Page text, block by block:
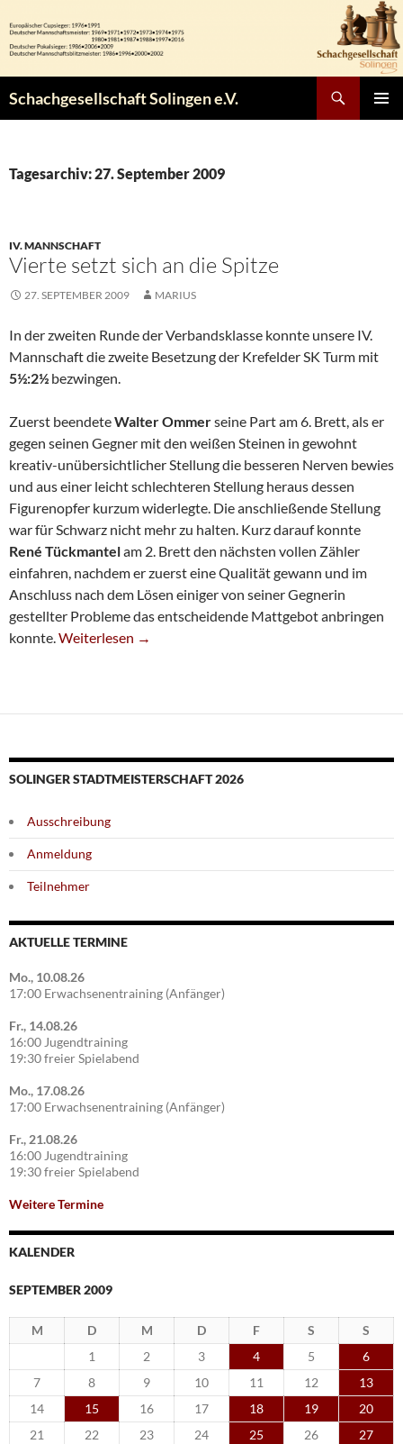
Inhalt
springen
Schachgesellschaft Solingen e.V.
Tagesarchiv: 27. September 2009
IV. MANNSCHAFT
Vierte setzt sich an die Spitze
27. SEPTEMBER 2009 MARIUS
In der zweiten Runde der Verbandsklasse konnte unsere IV.
Mannschaft die zweite Besetzung der Krefelder SK Turm mit
5½:2½ bezwingen.
Zuerst beendeteWalter Ommerseine Part am 6. Brett, als er
gegen seinen Gegner mit den weißen Steinen in gewohnt
kreativ-unübersichtlicher Stellung die besseren Nerven bewies
und aus einer leicht schlechteren Stellung heraus dessen
Figurenopfer kurzum widerlegte. Die anschließende Stellung
war für Schwarz nicht mehr zu halten. Kurz darauf konnte
René Tückmantelam 2. Brett den nächsten vollen Zähler
einfahren, nachdem er zuerst eine Qualität gewann und im
Anschluss nach dem Lösen einiger von seiner Gegnerin
gestellter Probleme das entscheidende Mattgebot anbringen
konnte.Vierte Setzt Sich An Die Spitze
Weiterlesen →
SOLINGER STADTMEISTERSCHAFT 2026
Ausschreibung
Anmeldung
Teilnehmer
AKTUELLE TERMINE
Mo., 10.08.26
17:00 Erwachsenentraining (Anfänger)
Fr., 14.08.26
16:00 Jugendtraining
19:30 freier Spielabend
Mo., 17.08.26
17:00 Erwachsenentraining (Anfänger)
Fr., 21.08.26
16:00 Jugendtraining
19:30 freier Spielabend
Weitere Termine
KALENDER
SEPTEMBER 2009
M D M D F S
S
1
2 3 4 5
6
7
8 9 10 11 12
13
14
15 16 17 18 19
20
21
22 23 24 25 26
27